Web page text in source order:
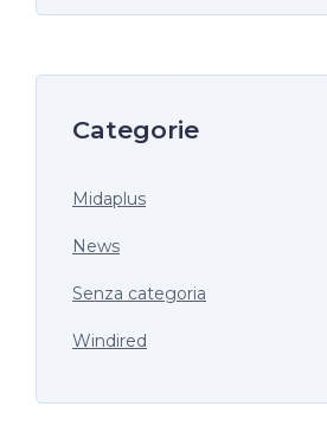
Categorie
Midaplus
News
Senza categoria
Windired